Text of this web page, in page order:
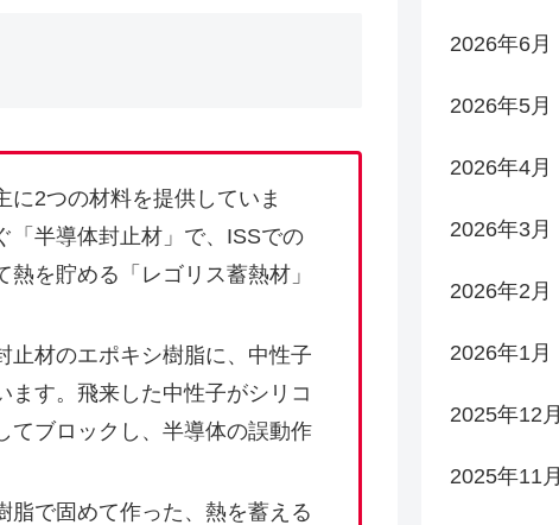
に2つの材料を提供していま
「半導体封止材」で、ISSでの
を貯める「レゴリス蓄熱材」
止材のエポキシ樹脂に、中性子
ます。飛来した中性子がシリコ
てブロックし、半導体の誤動作
脂で固めて作った、熱を蓄える
2026年6月
2026年5月
2026年4月
2026年3月
2026年2月
2026年1月
2025年12月
2025年11月